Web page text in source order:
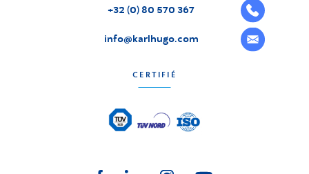
+32 (0) 80 570 367
info@karlhugo.com
CERTIFIÉ